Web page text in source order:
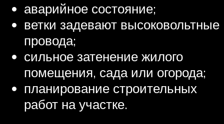
аварийное состояние;
ветки задевают высоковольтные
провода;
сильное затенение жилого
помещения, сада или огорода;
планирование строительных
работ на участке.